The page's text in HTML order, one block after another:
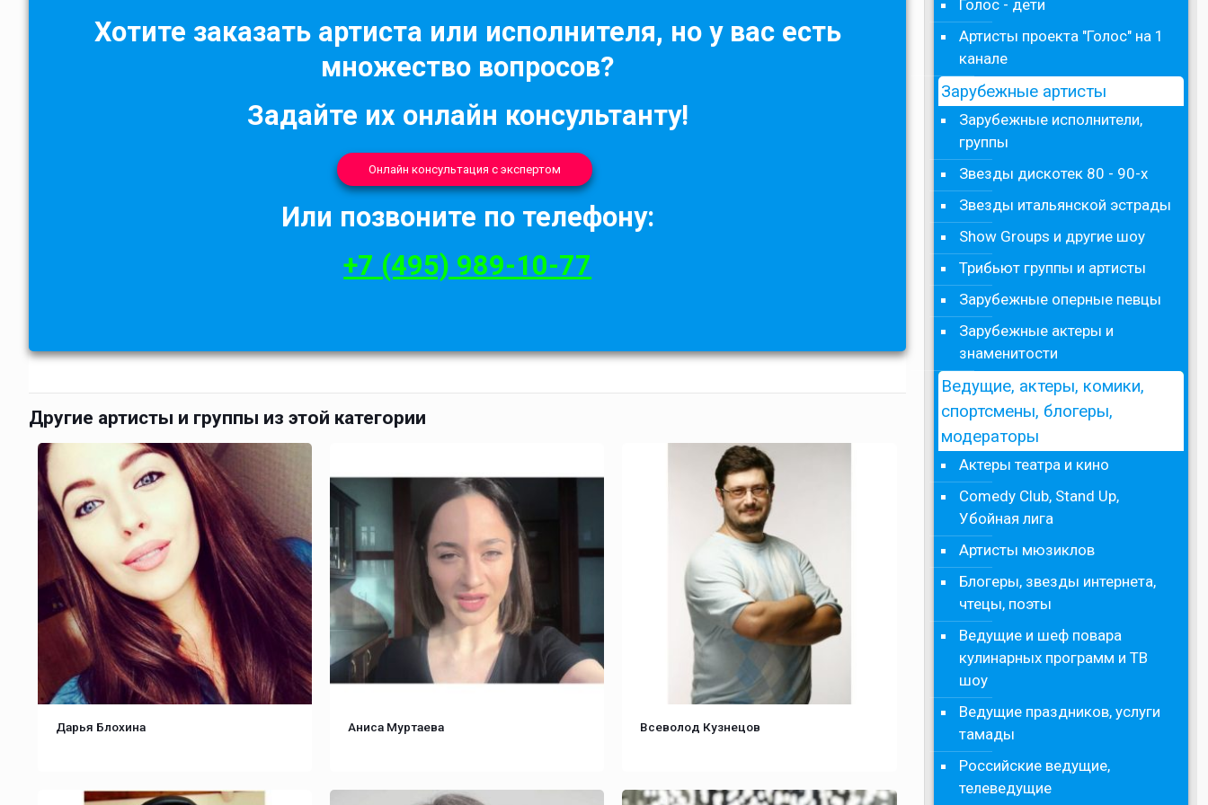
Хотите заказать артиста или исполнителя, но у вас есть
множество вопросов?
Задайте их онлайн консультанту!
Онлайн консультация с экспертом
Или позвоните по телефону:
+7 (495) 989-10-77
Другие артисты и группы из этой категории
Дарья Блохина Аниса Муртаева Всеволод Кузнецов
Голос - дети
Артисты проекта "Голос" на 1
канале
Зарубежные артисты
Зарубежные исполнители,
группы
Звезды дискотек 80 - 90-х
Звезды итальянской эстрады
Show Groups и другие шоу
Трибьют группы и артисты
Зарубежные оперные певцы
Зарубежные актеры и
знаменитости
Ведущие, актеры, комики,
спортсмены, блогеры,
модераторы
Актеры театра и кино
Comedy Club, Stand Up,
Убойная лига
Артисты мюзиклов
Блогеры, звезды интернета,
чтецы, поэты
Ведущие и шеф повара
кулинарных программ и ТВ
шоу
Ведущие праздников, услуги
тамады
Российские ведущие,
телеведущие